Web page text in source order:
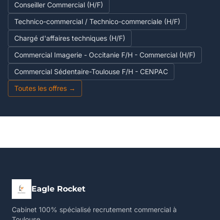
Conseiller Commercial (H/F)
Technico-commercial / Technico-commerciale (H/F)
Chargé d'affaires techniques (H/F)
Commercial Imagerie - Occitanie F/H - Commercial (H/F)
Commercial Sédentaire-Toulouse F/H - CENPAC
Toutes les offres →
Eagle Rocket
Cabinet 100% spécialisé recrutement commercial à